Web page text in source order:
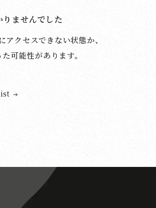
ませんでした
クセスできない状態か、
可能性があります。